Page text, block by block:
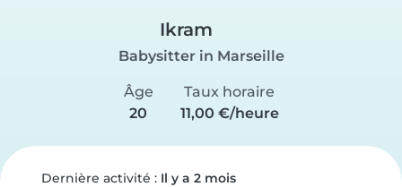
Ikram
Babysitter in Marseille
Âge
20
Taux horaire
11,00 €/heure
Dernière activité : Il y a 2 mois